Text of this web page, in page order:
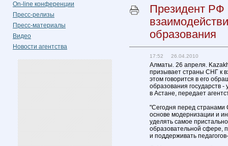
On-line конференции
Пресс-релизы
Пресс-материалы
Видео
Новости агентства
Президент РФ
образования
17:52 26.04.2010
Алматы. 26 апреля.
призывает страны СНГ к
этом говорится в его
образования государств
в Астане, передает
"Сегодня перед странами
основе модернизации и
уделять самое
образовательной сфере,
и поддерживать